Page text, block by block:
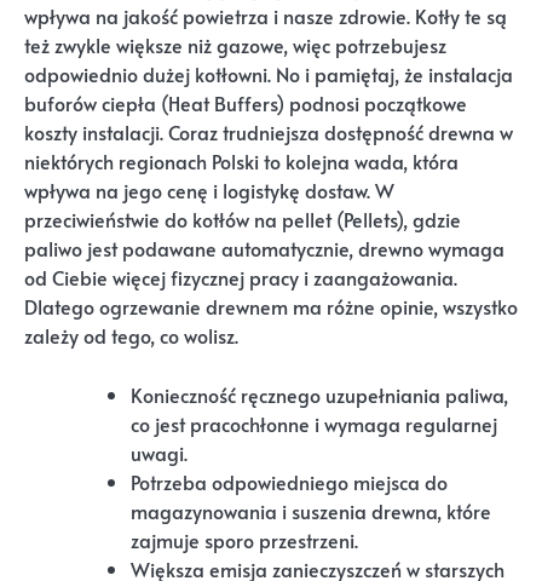
wpływa na jakość powietrza i nasze zdrowie. Kotły te są
też zwykle większe niż gazowe, więc potrzebujesz
odpowiednio dużej kotłowni. No i pamiętaj, że instalacja
buforów ciepła (Heat Buffers) podnosi początkowe
koszty instalacji. Coraz trudniejsza dostępność drewna w
niektórych regionach Polski to kolejna wada, która
wpływa na jego cenę i logistykę dostaw. W
przeciwieństwie do kotłów na pellet (Pellets), gdzie
paliwo jest podawane automatycznie, drewno wymaga
od Ciebie więcej fizycznej pracy i zaangażowania.
Dlatego ogrzewanie drewnem ma różne opinie, wszystko
zależy od tego, co wolisz.
Konieczność ręcznego uzupełniania paliwa,
co jest pracochłonne i wymaga regularnej
uwagi.
Potrzeba odpowiedniego miejsca do
magazynowania i suszenia drewna, które
zajmuje sporo przestrzeni.
Większa emisja zanieczyszczeń w starszych